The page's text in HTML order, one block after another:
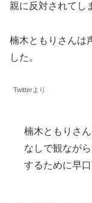
親に反対されてし
楠木ともりさんは
した。
Twitterより
楠木ともりさ
なしで観なが
するために早